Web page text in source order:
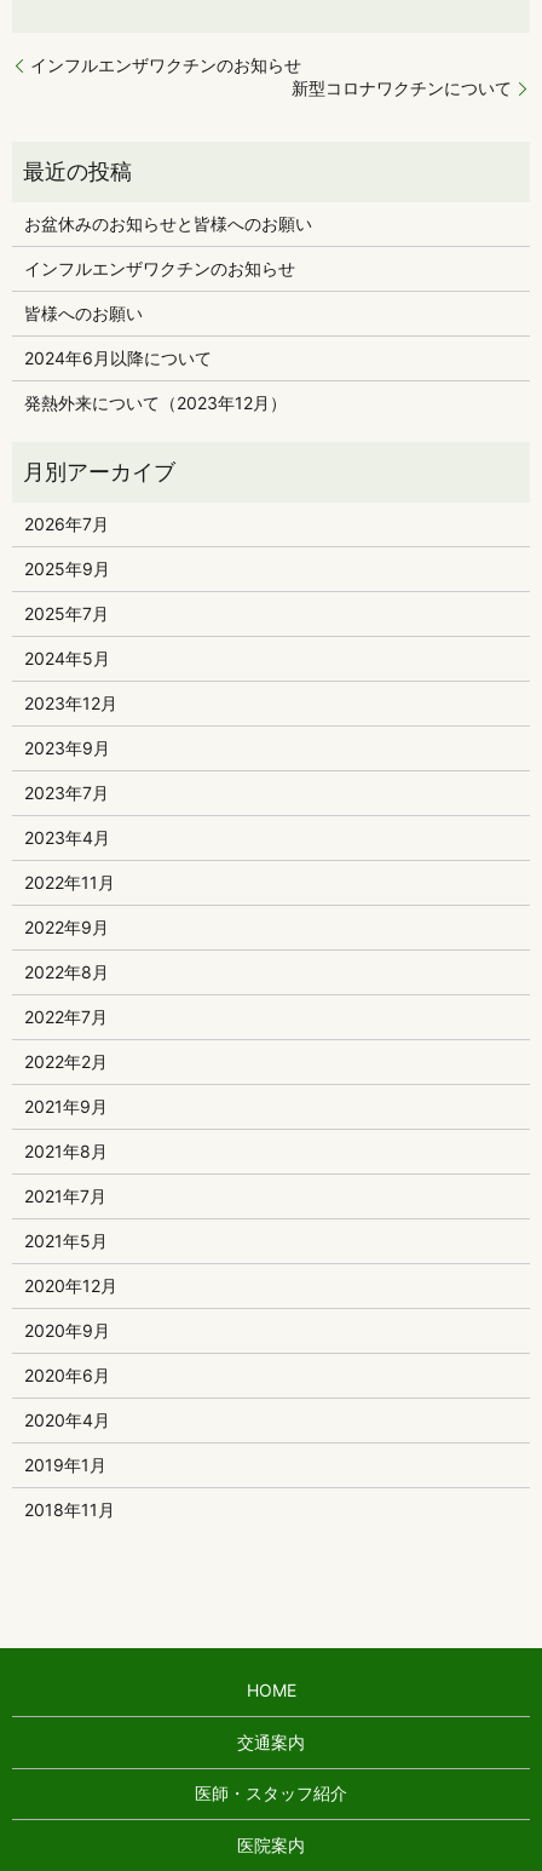
インフルエンザワクチンのお知らせ
新型コロナワクチンについて
お盆休みのお知らせと皆様へのお願い
インフルエンザワクチンのお知らせ
皆様へのお願い
2024年6月以降について
発熱外来について（2023年12月）
2026年7月
2025年9月
2025年7月
2024年5月
2023年12月
2023年9月
2023年7月
2023年4月
2022年11月
2022年9月
2022年8月
2022年7月
2022年2月
2021年9月
2021年8月
2021年7月
2021年5月
2020年12月
2020年9月
2020年6月
2020年4月
2019年1月
2018年11月
HOME
交通案内
医師・スタッフ紹介
医院案内